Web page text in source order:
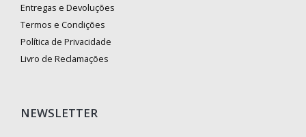
Entregas e Devoluções
Termos e Condições
Política de Privacidade
Livro de Reclamações
NEWSLETTER